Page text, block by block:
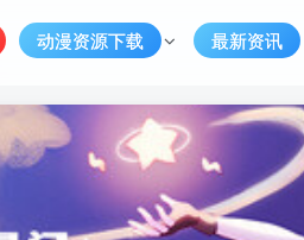
动漫资源下载 最新资讯